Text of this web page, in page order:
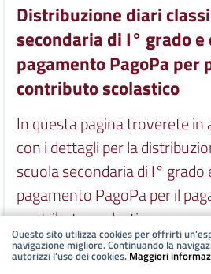
Distribuzione diari
secondaria di I° grado e
pagamento PagoPa per
contributo scolastico
In questa pagina troverete in
con i dettagli per la
scuola secondaria di I° grado
pagamento PagoPa per il
contributo scolastico.
Scuola Secondaria Primo
Questo sito utilizza cookies per offrirti
navigazione migliore. Continuando la
autorizzi l’uso dei cookies. Maggiori